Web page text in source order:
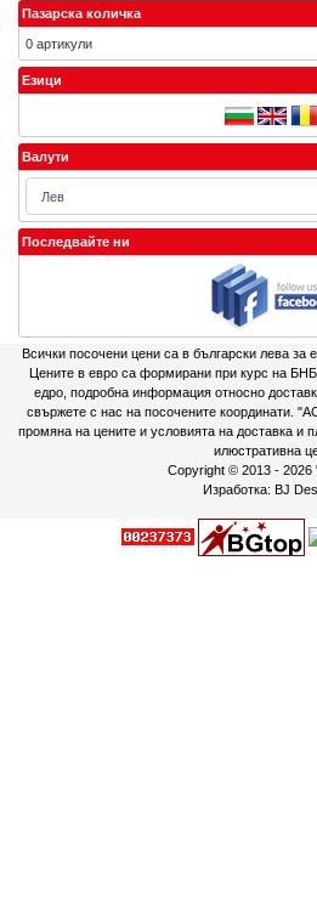
Пазарска количка
0 артикули
Езици
Валути
Последвайте ни
Всички посочени цени са в български лева за
Цените в евро са формирани при курс на
едро, подробна информация относно
свържете с нас на посочените координати.
промяна на цените и условията на доставка и
илюстративна
Copyright © 2013 - 2026
Изработка: BJ